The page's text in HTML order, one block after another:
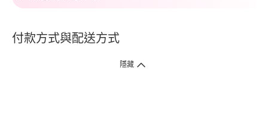
付款方式與配送方式
隱藏